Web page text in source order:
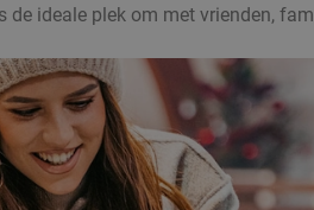
ideale plek om met vrienden,